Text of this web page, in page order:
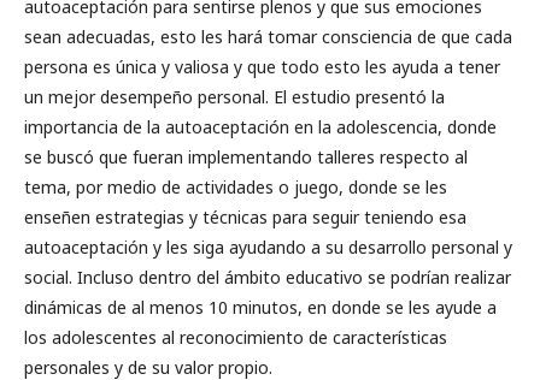
autoaceptación para sentirse plenos y que sus emociones
sean adecuadas, esto les hará tomar consciencia de que cada
persona es única y valiosa y que todo esto les ayuda a tener
un mejor desempeño personal. El estudio presentó la
importancia de la autoaceptación en la adolescencia, donde
se buscó que fueran implementando talleres respecto al
tema, por medio de actividades o juego, donde se les
enseñen estrategias y técnicas para seguir teniendo esa
autoaceptación y les siga ayudando a su desarrollo personal y
social. Incluso dentro del ámbito educativo se podrían realizar
dinámicas de al menos 10 minutos, en donde se les ayude a
los adolescentes al reconocimiento de características
personales y de su valor propio.